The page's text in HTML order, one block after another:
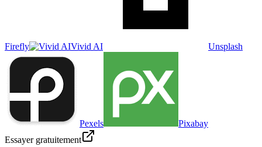
Firefly Vivid AI Unsplash
Pexels
Pixabay
Essayer gratuitement